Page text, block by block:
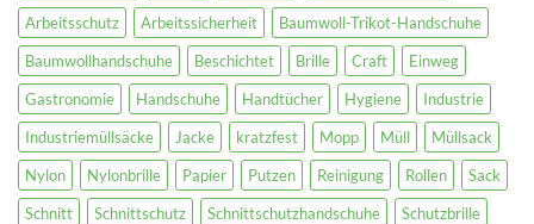
Arbeitsschutz
Arbeitssicherheit
Baumwoll-Trikot-Handschuhe
Baumwollhandschuhe
Beschichtet Brille Craft
Einweg
Gastronomie
Handschuhe Handtücher Hygiene
Industrie
Industriemüllsäcke
Jacke kratzfest Mopp Müll
Müllsack
Nylon
Nylonbrille Papier Putzen Reinigung Rollen
Sack
Schnitt
Schnittschutz Schnittschutzhandschuhe
Schutzbrille